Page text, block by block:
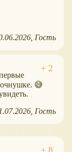
Гость
😅
Гость